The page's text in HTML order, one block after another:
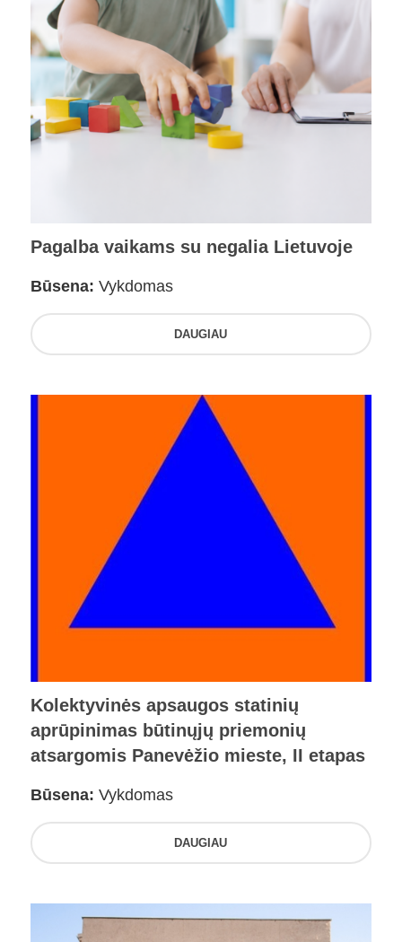
Pagalba vaikams su negalia Lietuvoje
Būsena: Vykdomas
DAUGIAU
Kolektyvinės apsaugos statinių
aprūpinimas būtinųjų priemonių
atsargomis Panevėžio mieste, II etapas
Būsena: Vykdomas
DAUGIAU